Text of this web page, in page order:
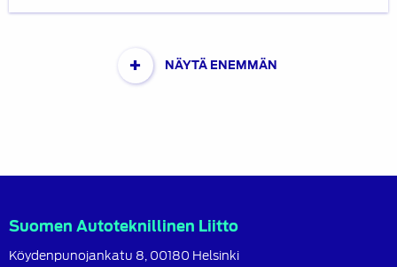
+ NÄYTÄ ENEMMÄN
Suomen Autoteknillinen Liitto
Köydenpunojankatu 8, 00180 Helsinki